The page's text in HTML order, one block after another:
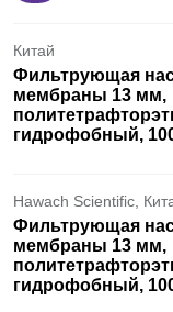
Китай
Фильтрующая
мембраны 13 мм,
гидрофобный,
Hawach Scientific,
Фильтрующая
мембраны 13 мм,
гидрофобный,